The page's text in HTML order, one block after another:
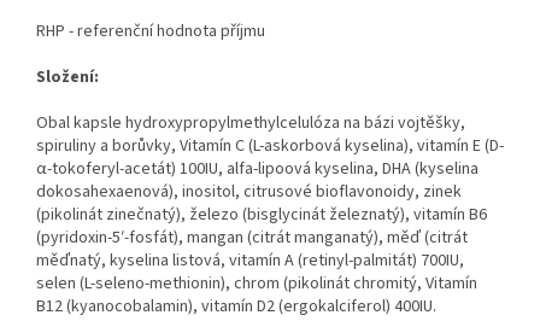
RHP - referenční hodnota příjmu
Složení:
Obal kapsle hydroxypropylmethylcelulóza na bázi vojtěšky,
spiruliny a borůvky, Vitamín C (L-askorbová kyselina), vitamín E (D-
α-tokoferyl-acetát) 100IU, alfa-lipoová kyselina, DHA (kyselina
dokosahexaenová), inositol, citrusové bioflavonoidy, zinek
(pikolinát zinečnatý), železo (bisglycinát železnatý), vitamín B6
(pyridoxin-5′-fosfát), mangan (citrát manganatý), měď (citrát
měďnatý, kyselina listová, vitamín A (retinyl-palmitát) 700IU,
selen (L-seleno-methionin), chrom (pikolinát chromitý, Vitamín
B12 (kyanocobalamin), vitamín D2 (ergokalciferol) 400IU.